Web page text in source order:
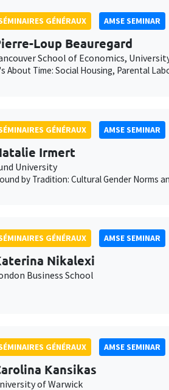
GÉNÉRAUX AMSE SEMINAR
Loup Beauregard
School of Economics,
About Time: Social Housing, Parental
GÉNÉRAUX AMSE SEMINAR
Irmert
University
by Tradition: Cultural Gender Norms
GÉNÉRAUX AMSE SEMINAR
Nikalexi
Business School
GÉNÉRAUX AMSE SEMINAR
Kansikas
of Warwick